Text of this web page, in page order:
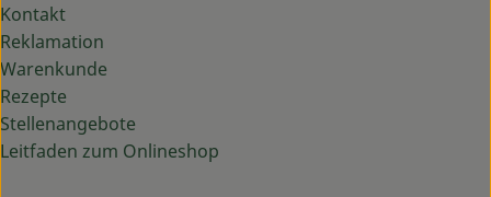
Kontakt
Reklamation
Warenkunde
Rezepte
Stellenangebote
Leitfaden zum Onlineshop